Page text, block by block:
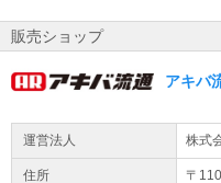
販売ショップ
アキバ
運営法人 株式
住所 〒